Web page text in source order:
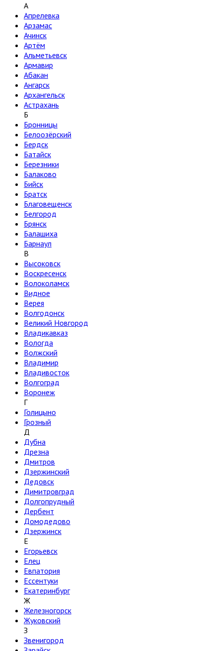
A
Апрелевка
Арзамас
Ачинск
Артём
Альметьевск
Армавир
Абакан
Ангарск
Архангельск
Астрахань
Б
Бронницы
Белоозёрский
Бердск
Батайск
Березники
Балаково
Бийск
Братск
Благовещенск
Белгород
Брянск
Балашиха
Барнаул
В
Высоковск
Воскресенск
Волоколамск
Видное
Верея
Волгодонск
Великий Новгород
Владикавказ
Вологда
Волжский
Владимир
Владивосток
Волгоград
Воронеж
Г
Голицыно
Грозный
Д
Дубна
Дрезна
Дмитров
Дзержинский
Дедовск
Димитровград
Долгопрудный
Дербент
Домодедово
Дзержинск
Е
Егорьевск
Елец
Евпатория
Ессентуки
Екатеринбург
Ж
Железногорск
Жуковский
З
Звенигород